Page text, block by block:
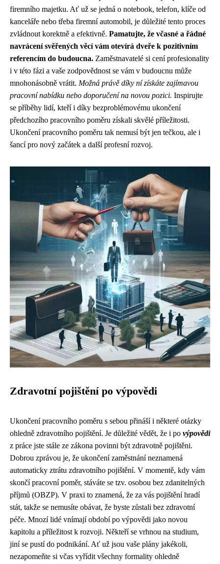
firemního majetku. Ať už se jedná o notebook, telefon, klíče od
kanceláře nebo třeba firemní automobil, je důležité tento proces
zvládnout korektně a efektivně. Pamatujte, že včasné a řádné
navrácení svěřených věcí vám otevírá dveře k pozitivním
referencím do budoucna. Zaměstnavatelé si cení profesionality
i v této fázi a vaše zodpovědnost se vám v budoucnu může
mnohonásobně vrátit. Možná právě díky ní získáte zajímavou
pracovní nabídku nebo doporučení na novou pozici. Inspirujte
se příběhy lidí, kteří i díky bezproblémovému ukončení
předchozího pracovního poměru získali skvělé příležitosti.
Ukončení pracovního poměru tak nemusí být jen tečkou, ale i
šancí pro nový začátek a další profesní rozvoj.
Zdravotní pojištění po výpovědi
Ukončení pracovního poměru s sebou přináší i některé otázky
ohledně zdravotního pojištění. Je důležité vědět, že i po výpovědi
z práce jste stále ze zákona povinni být zdravotně pojištěni.
Dobrou zprávou je, že ukončení zaměstnání neznamená
automaticky ztrátu zdravotního pojištění. V momentě, kdy vám
skončí pracovní poměr, stáváte se tzv. osobou bez zdanitelných
příjmů (OBZP). V praxi to znamená, že za vás pojištění hradí
stát, takže se nemusíte obávat, že byste zůstali bez zdravotní
péče. Mnozí lidé vnímají období po výpovědi jako novou
kapitolu a příležitost k rozvoji. Někteří se vrhnou na studium,
jiní se pustí do podnikání. Ať už jsou vaše plány jakékoli,
nezapomeňte si včas vyřídit všechny formality ohledně